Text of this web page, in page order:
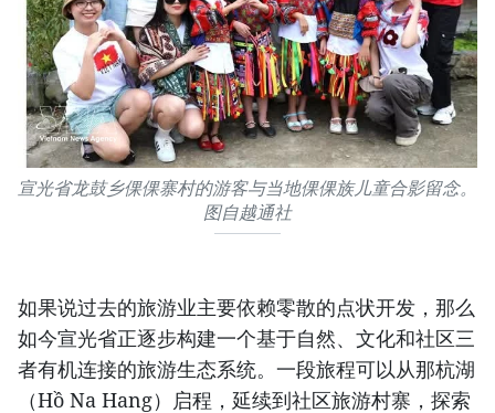
宣光省龙鼓乡倮倮寨村的游客与当地倮倮族儿童合影留念。
图自越通社
如果说过去的旅游业主要依赖零散的点状开发，那么
如今宣光省正逐步构建一个基于自然、文化和社区三
者有机连接的旅游生态系统。一段旅程可以从那杭湖
（Hồ Na Hang）启程，延续到社区旅游村寨，探索